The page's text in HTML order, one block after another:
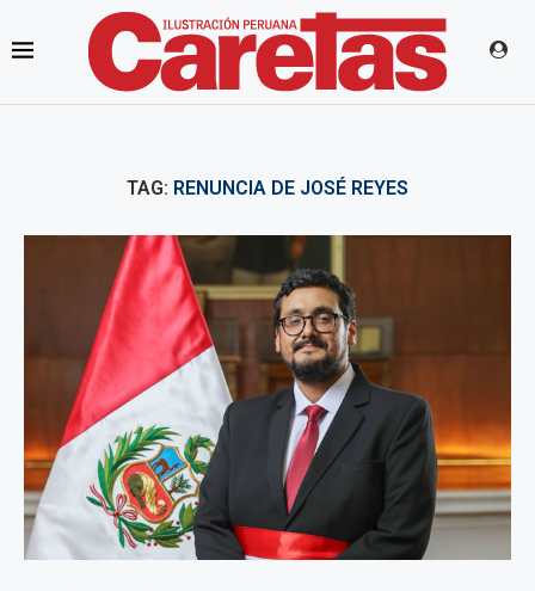
TAG: RENUNCIA DE JOSÉ REYES